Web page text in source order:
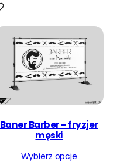
Baner Barber – fryzjer
męski
Wybierz opcje